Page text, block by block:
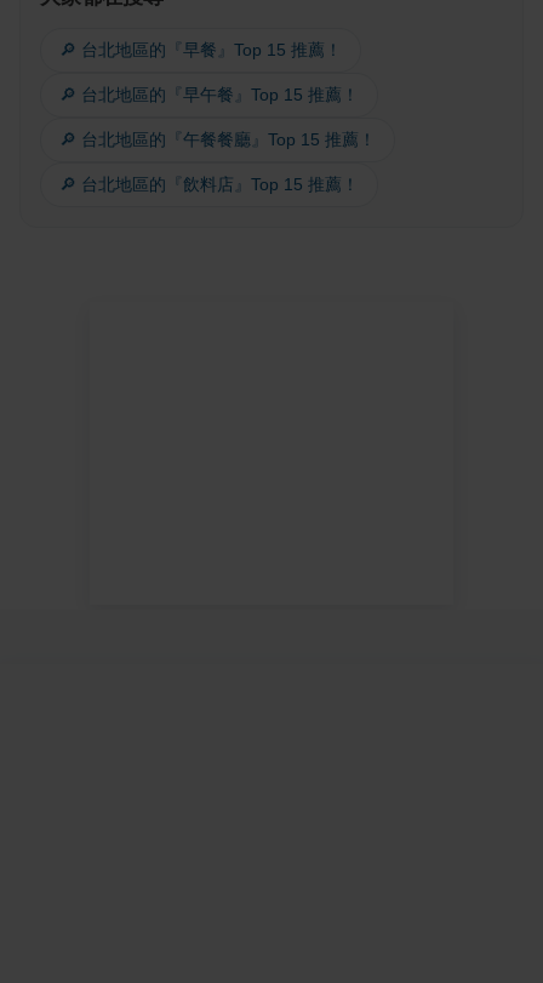
🔎 台北地區的『早餐』Top 15 推薦！
🔎 台北地區的『早午餐』Top 15 推薦！
🔎 台北地區的『午餐餐廳』Top 15 推薦！
🔎 台北地區的『飲料店』Top 15 推薦！